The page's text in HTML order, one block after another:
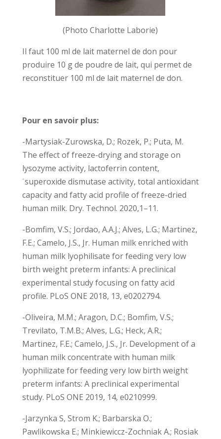
(Photo Charlotte Laborie)
Il faut 100 ml de lait maternel de don pour
produire 10 g de poudre de lait, qui permet de
reconstituer 100 ml de lait maternel de don.
Pour en savoir plus:
-Martysiak-Zurowska, D.; Rozek, P.; Puta, M.
The effect of freeze-drying and storage on
lysozyme activity, lactoferrin content,
˙superoxide dismutase activity, total antioxidant
capacity and fatty acid profile of freeze-dried
human milk. Dry. Technol. 2020,1–11.
-Bomfim, V.S.; Jordao, A.A.J.; Alves, L.G.; Martinez,
F.E.; Camelo, J.S., Jr. Human milk enriched with
human milk lyophilisate for feeding very low
birth weight preterm infants: A preclinical
experimental study focusing on fatty acid
profile. PLoS ONE 2018, 13, e0202794.
-Oliveira, M.M.; Aragon, D.C.; Bomfim, V.S.;
Trevilato, T.M.B.; Alves, L.G.; Heck, A.R.;
Martinez, F.E.; Camelo, J.S., Jr. Development of a
human milk concentrate with human milk
lyophilizate for feeding very low birth weight
preterm infants: A preclinical experimental
study. PLoS ONE 2019, 14, e0210999.
-Jarzynka S, Strom K.; Barbarska O.;
Pawlikowska E.; Minkiewiccz-Zochniak A.; Rosiak